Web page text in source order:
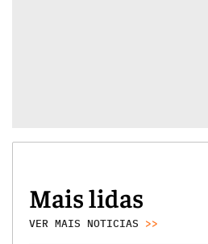
Mais lidas
VER MAIS NOTICIAS >>